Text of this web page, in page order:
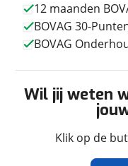
Techniek
Transmissie
Motorinhoud
Aantal cilinders
Topsnelheid
12 maanden
BOVAG 30-
BOVAG
Wil jij weten
Klik op de